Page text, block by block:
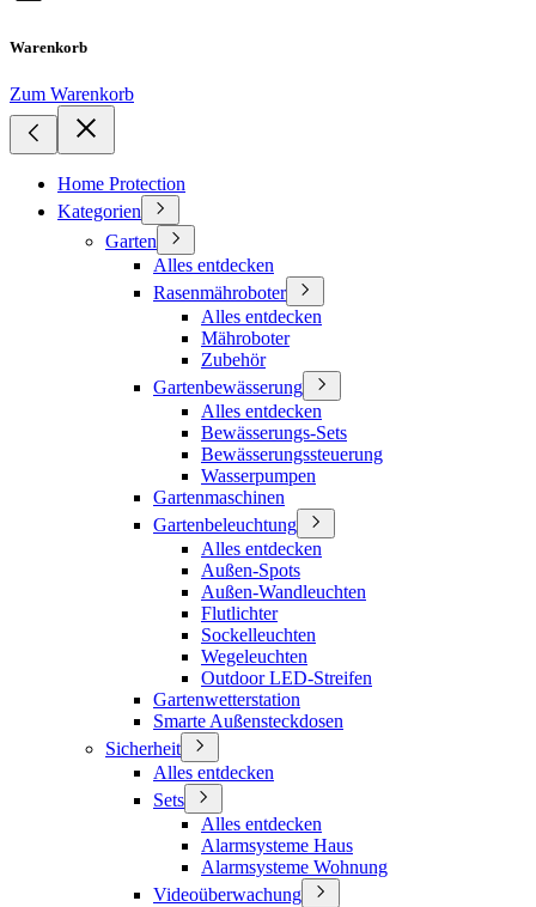
Warenkorb
Zum Warenkorb
Home Protection
Kategorien
Garten
Alles entdecken
Rasenmähroboter
Alles entdecken
Mähroboter
Zubehör
Gartenbewässerung
Alles entdecken
Bewässerungs-Sets
Bewässerungssteuerung
Wasserpumpen
Gartenmaschinen
Gartenbeleuchtung
Alles entdecken
Außen-Spots
Außen-Wandleuchten
Flutlichter
Sockelleuchten
Wegeleuchten
Outdoor LED-Streifen
Gartenwetterstation
Smarte Außensteckdosen
Sicherheit
Alles entdecken
Sets
Alles entdecken
Alarmsysteme Haus
Alarmsysteme Wohnung
Videoüberwachung